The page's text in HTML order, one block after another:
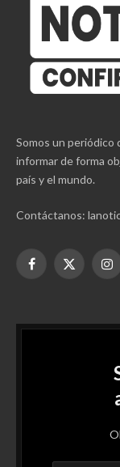
Somos un periódico
informar de forma
país y el mundo.
Contáctanos:
Facebook
X